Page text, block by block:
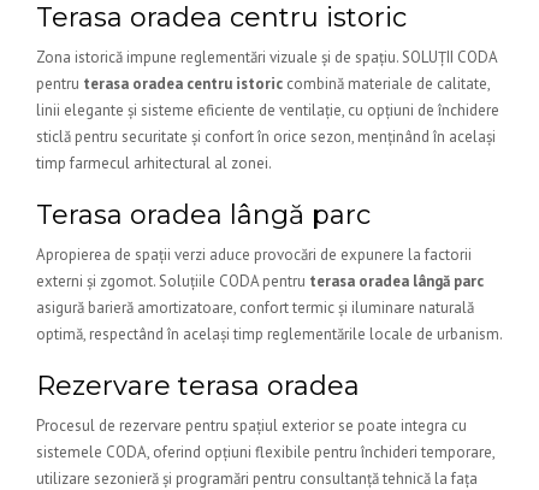
Terasa oradea centru istoric
Zona istorică impune reglementări vizuale și de spațiu. SOLUȚII CODA
pentru terasa oradea centru istoric combină materiale de calitate,
linii elegante și sisteme eficiente de ventilație, cu opțiuni de închidere
sticlă pentru securitate și confort în orice sezon, menținând în același
timp farmecul arhitectural al zonei.
Terasa oradea lângă parc
Apropierea de spații verzi aduce provocări de expunere la factorii
externi și zgomot. Soluțiile CODA pentru terasa oradea lângă parc
asigură barieră amortizatoare, confort termic și iluminare naturală
optimă, respectând în același timp reglementările locale de urbanism.
Rezervare terasa oradea
Procesul de rezervare pentru spațiul exterior se poate integra cu
sistemele CODA, oferind opțiuni flexibile pentru închideri temporare,
utilizare sezonieră și programări pentru consultanță tehnică la fața